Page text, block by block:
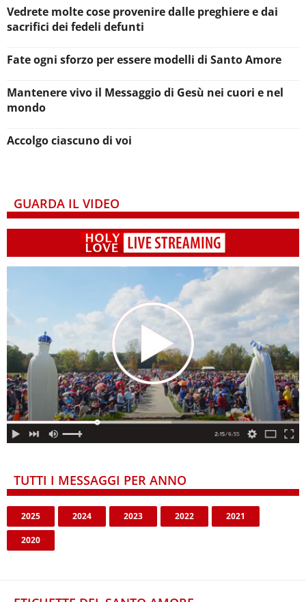
Vedrete molte cose provenire dalle preghiere e dai
sacrifici dei fedeli defunti
Fate ogni sforzo per essere modelli di Santo Amore
Mantenere vivo il Messaggio di Gesù nei cuori e nel
mondo
Accolgo ciascuno di voi
GUARDA IL VIDEO
TUTTI I MESSAGGI PER ANNO
2025 2024 2023 2022 2021
2020